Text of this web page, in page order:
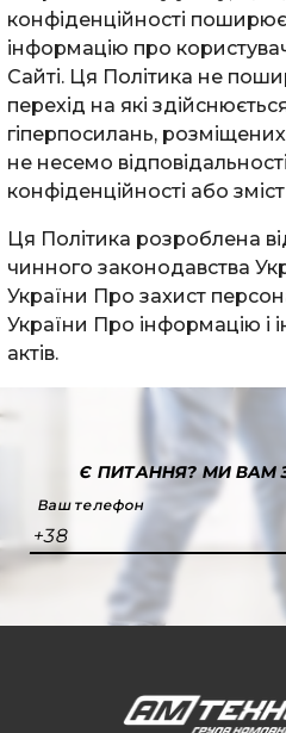
конфіденційності
інформацію про
Сайті. Ця Політика не
перехід на які
гіперпосилань,
не несемо
конфіденційності або
Ця Політика розроблена
чинного законодавства
України Про захист
України Про інформацію і
актів.
Є ПИТАННЯ?МИ ВАМ
Ваш телефон
+38